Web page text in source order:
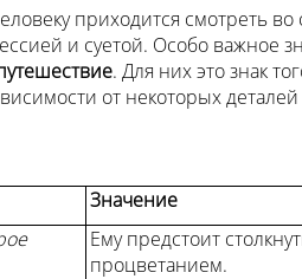
приходится смотреть
и суетой. Особо важное
. Для них это знак
от некоторых
Значение
Ему предстоит
процветанием.